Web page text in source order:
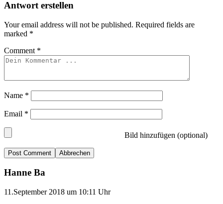
Antwort erstellen
Your email address will not be published. Required fields are
marked *
Comment *
Name *
Email *
Bild hinzufügen (optional)
Abbrechen
Hanne Ba
11.September 2018 um 10:11 Uhr